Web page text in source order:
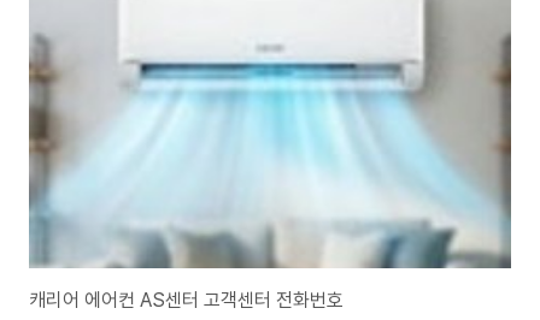
다.③ 리모컨이 작동하지 않는다리모컨 화면은 켜지는데 버튼이 먹지 않는다면
케이블 연결 불량리모컨 커넥터 분리프로그램 오류등을 먼저 의심해 볼 수 있
습니다.④ 소음이 심하다사용 중 평소보다 큰 소..
캐리어 에어컨 AS센터 고객센터 전화번호